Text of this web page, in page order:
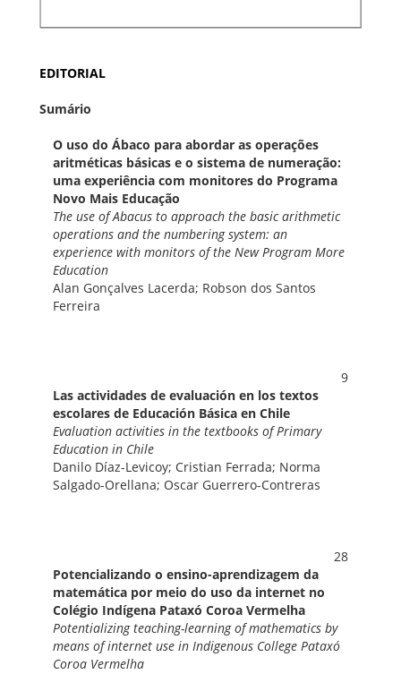
EDITORIAL
Sumário
O uso do Ábaco para abordar as operações
aritméticas básicas e o sistema de numeração:
uma experiência com monitores do Programa
Novo Mais Educação
The use of Abacus to approach the basic arithmetic
operations and the numbering system: an
experience with monitors of the New Program More
Education
Alan Gonçalves Lacerda; Robson dos Santos
Ferreira
9
Las actividades de evaluación en los textos
escolares de Educación Básica en Chile
Evaluation activities in the textbooks of Primary
Education in Chile
Danilo Díaz-Levicoy; Cristian Ferrada; Norma
Salgado-Orellana; Oscar Guerrero-Contreras
28
Potencializando o ensino-aprendizagem da
matemática por meio do uso da internet no
Colégio Indígena Pataxó Coroa Vermelha
Potentializing teaching-learning of mathematics by
means of internet use in Indigenous College Pataxó
Coroa Vermelha